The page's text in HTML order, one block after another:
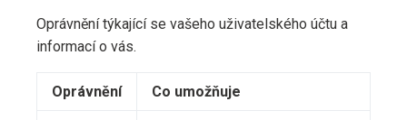
Oprávnění týkající se vašeho uživatelského účtu a
informací o vás.
Oprávnění Co umožňuje